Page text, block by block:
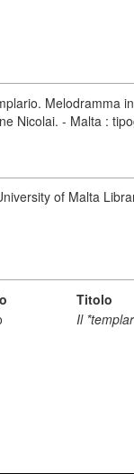
Melodramma
Nicolai. - Malta :
of Malta
Titolo
Il